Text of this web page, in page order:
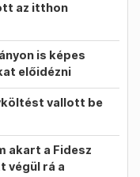
az itthon
is képes
előidézni
vallott be
akart a Fidesz
végül rá a